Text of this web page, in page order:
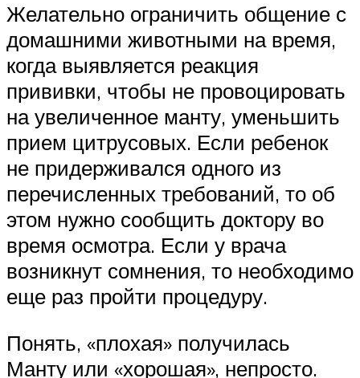
Желательно ограничить общение с
домашними животными на время,
когда выявляется реакция
прививки, чтобы не провоцировать
на увеличенное манту, уменьшить
прием цитрусовых. Если ребенок
не придерживался одного из
перечисленных требований, то об
этом нужно сообщить доктору во
время осмотра. Если у врача
возникнут сомнения, то необходимо
еще раз пройти процедуру.
Понять, «плохая» получилась
Манту или «хорошая», непросто.